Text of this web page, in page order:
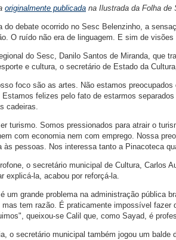
originalmente publicada na Ilustrada da Folha de
do debate ocorrido no Sesc Belenzinho, a
O ruído não era de linguagem. E sim de visões
do Sesc, Danilo Santos de Miranda, que
e cultura, o secretário de Estado da
foco são as artes. Não estamos
felizes pelo fato de estarmos
cadeiras.
turismo. Somos pressionados para atrair o
com economia nem com emprego. Nossa
às pessoas. Nos interessa tanto a Pinacoteca
o secretário municipal de Cultura, Carlos
explicá-la, acabou por reforçá-la.
um grande problema na administração pública
tem razão. É praticamente impossível fazer
queixou-se Calil que, como Sayad, é
o secretário municipal também jogou um balde